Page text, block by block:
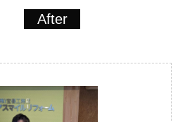
After